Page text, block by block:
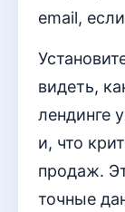
email,
видеть,
лендинге
и, что
продаж.
точные